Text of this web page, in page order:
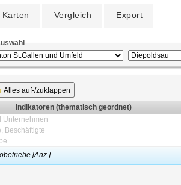
Karten Vergleich Export
Alles auf-/zuklappen
Indikatoren (thematisch geordnet)
Unternehmen
Beschäftigte
[Anz.]